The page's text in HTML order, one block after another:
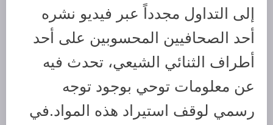
إلى التداول مجدداً عبر فيديو نشره
أحد الصحافيين المحسوبين على أحد
أطراف الثنائي الشيعي، تحدث فيه
عن معلومات توحي بوجود توجه
رسمي لوقف استيراد هذه المواد.في